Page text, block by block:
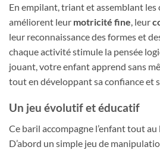
En empilant, triant et assemblant les
améliorent leur motricité fine , leur
leur reconnaissance des formes et
chaque activité stimule la pensée
jouant, votre enfant apprend sans
tout en développant sa confiance et
Un jeu évolutif et éducatif
Ce baril accompagne l’enfant tout
D’abord un simple jeu de